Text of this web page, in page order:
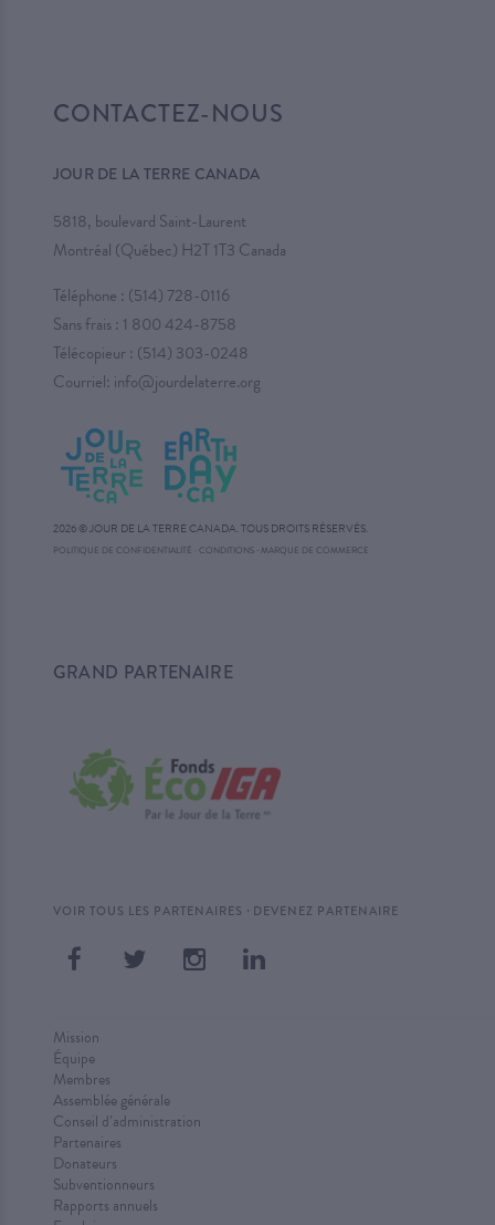
CONTACTEZ-NOUS
JOUR DE LA TERRE CANADA
5818, boulevard Saint-Laurent
Montréal (Québec) H2T 1T3 Canada
Téléphone : (514) 728-0116
Sans frais : 1 800 424-8758
Télécopieur : (514) 303-0248
Courriel: info@jourdelaterre.org
2026 © JOUR DE LA TERRE CANADA. TOUS DROITS RÉSERVÉS.
POLITIQUE DE CONFIDENTIALITÉ CONDITIONS·MARQUE DE COMMERCE
GRAND PARTENAIRE
VOIR TOUS LES PARTENAIRES · DEVENEZ PARTENAIRE
Mission
Équipe
Membres
Assemblée générale
Conseil d’administration
Partenaires
Donateurs
Subventionneurs
Rapports annuels